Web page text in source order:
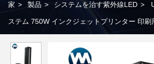
家 > 製品 > システムを治す紫外線LED >
ステム 750W インクジェットプリンター 印